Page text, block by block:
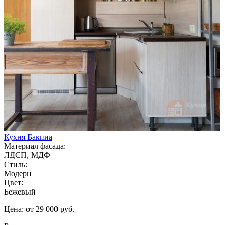
Кухня Бакпиа
Материал фасада:
ЛДСП, МДФ
Стиль:
Модерн
Цвет:
Бежевый
Цена: от 29 000 руб.